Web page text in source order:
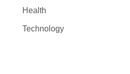
Health
Technology